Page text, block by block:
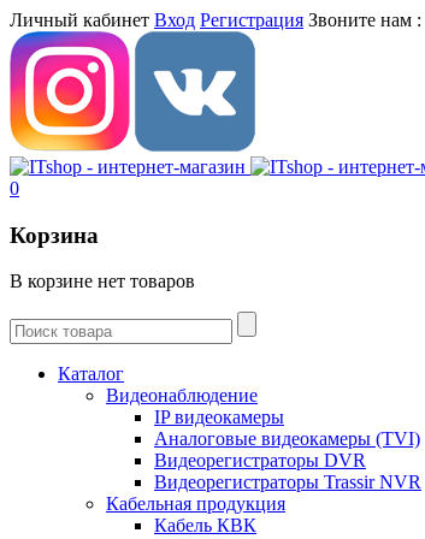
Личный кабинет Вход Регистрация Звоните нам :
0
Корзина
В корзине нет товаров
Каталог
Видеонаблюдение
IP видеокамеры
Aналоговые видеокамеры (TVI)
Видеорегистраторы DVR
Видеорегистраторы Trassir NVR
Кабельная продукция
Кабель КВК